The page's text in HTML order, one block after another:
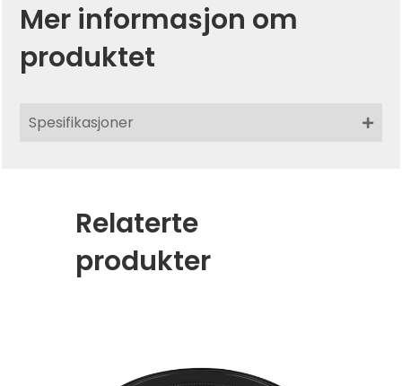
Mer informasjon om
produktet
Spesifikasjoner
Relaterte
produkter